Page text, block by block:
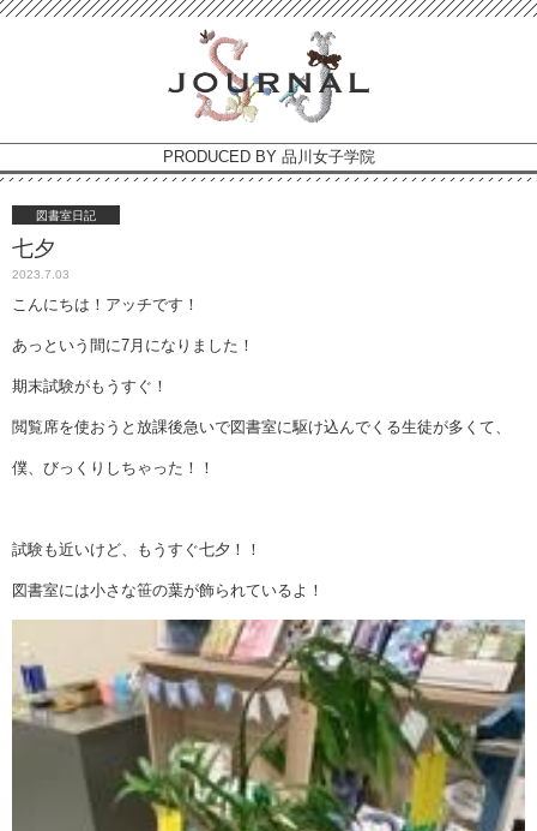
PRODUCED BY 品川女子学院
図書室日記
七夕
2023.7.03
こんにちは！アッチです！
あっという間に7月になりました！
期末試験がもうすぐ！
閲覧席を使おうと放課後急いで図書室に駆け込んでくる生徒が多くて、
僕、びっくりしちゃった！！
試験も近いけど、もうすぐ七夕！！
図書室には小さな笹の葉が飾られているよ！